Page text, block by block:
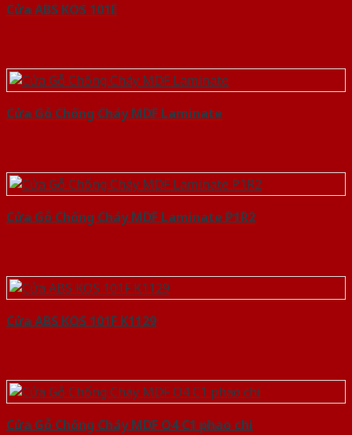
Cửa ABS KOS 101E
Cửa Gỗ Chống Cháy MDF Laminate
Cửa Gỗ Chống Cháy MDF Laminate P1R2
Cửa ABS KOS 101F K1129
Cửa Gỗ Chống Cháy MDF O4 C1 phao chi